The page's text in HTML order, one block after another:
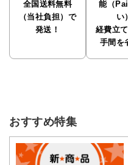
全国送料無料
（当社負担）で
発送！
能（
い）
経費立
手間を
おすすめ特集